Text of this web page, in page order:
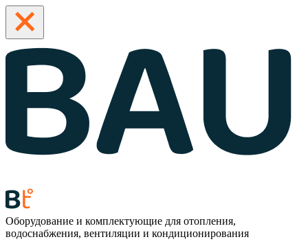
Оборудование и комплектующие для отопления,
водоснабжения, вентиляции и кондиционирования